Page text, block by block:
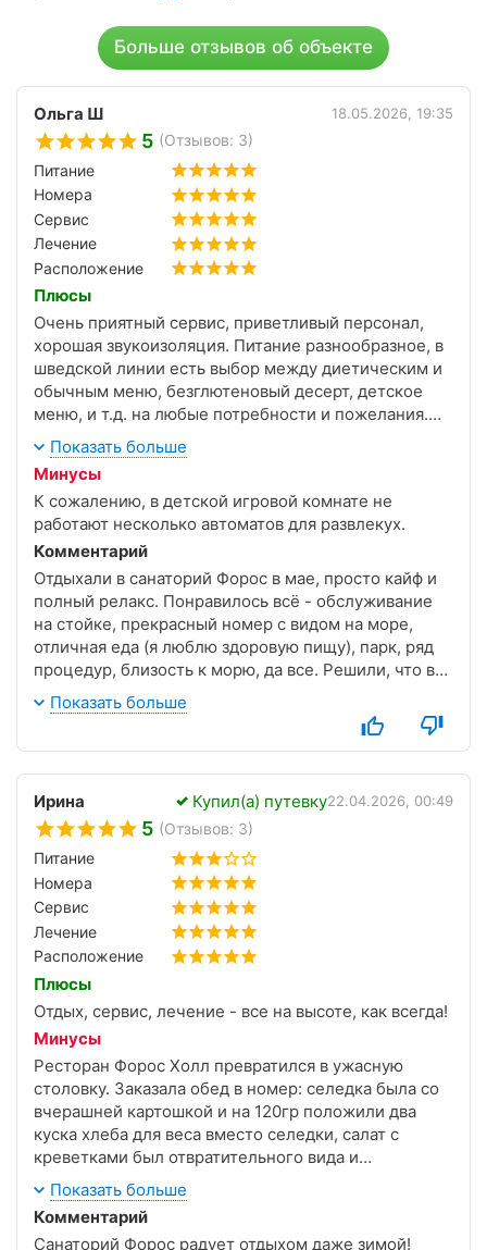
Больше отзывов об объекте
Ольга Ш 18.05.2026, 19:35
5 (Отзывов: 3)
Питание
Номера
Сервис
Лечение
Расположение
Плюсы
Очень приятный сервис, приветливый персонал,
хорошая звукоизоляция. Питание разнообразное, в
шведской линии есть выбор между диетическим и
обычным меню, безглютеновый десерт, детское
меню, и т.д. на любые потребности и пожелания.
Красивые виды.
Чистый бассейн с морской водой.
Показать больше
Минусы
К сожалению, в детской игровой комнате не
работают несколько автоматов для развлекух.
Комментарий
Отдыхали в санаторий Форос в мае, просто кайф и
полный релакс. Понравилось всё - обслуживание
на стойке, прекрасный номер с видом на море,
отличная еда (я люблю здоровую пищу), парк, ряд
процедур, близость к морю, да все. Решили, что в
последующем обязательно приедем еще. Спасибо
огромное за чудесное место.
Показать больше
Ирина Купил(а) путевку22.04.2026, 00:49
5 (Отзывов: 3)
Питание
Номера
Сервис
Лечение
Расположение
Плюсы
Отдых, сервис, лечение - все на высоте, как всегда!
Минусы
Ресторан Форос Холл превратился в ужасную
столовку. Заказала обед в номер: селедка была со
вчерашней картошкой и на 120гр положили два
куска хлеба для веса вместо селедки, салат с
креветками был отвратительного вида и
скрюченные 4 креветки, тоже пожаренные давно
венчали это блюдо. Полухолодный детский супчик
также не вызывал аппетита.
Показать больше
Комментарий
Санаторий Форос радует отдыхом даже зимой!